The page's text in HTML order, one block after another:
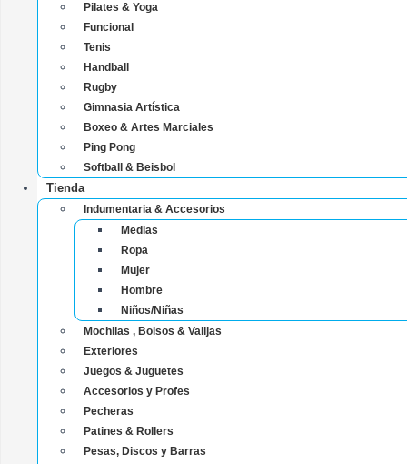
Pilates & Yoga
Funcional
Tenis
Handball
Rugby
Gimnasia Artística
Boxeo & Artes Marciales
Ping Pong
Softball & Beisbol
Tienda
Indumentaria & Accesorios
Medias
Ropa
Mujer
Hombre
Niños/Niñas
Mochilas , Bolsos & Valijas
Exteriores
Juegos & Juguetes
Accesorios y Profes
Pecheras
Patines & Rollers
Pesas, Discos y Barras